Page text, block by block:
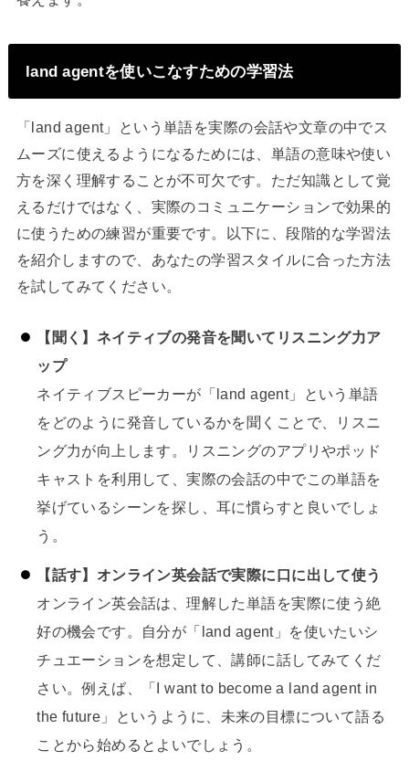
land agentを使いこなすための学習法
「land agent」という単語を実際の会話や文章の中でス
ムーズに使えるようになるためには、単語の意味や使い
方を深く理解することが不可欠です。ただ知識として覚
えるだけではなく、実際のコミュニケーションで効果的
に使うための練習が重要です。以下に、段階的な学習法
を紹介しますので、あなたの学習スタイルに合った方法
を試してみてください。
【聞く】ネイティブの発音を聞いてリスニング力ア
ップ
ネイティブスピーカーが「land agent」という単語
をどのように発音しているかを聞くことで、リスニ
ング力が向上します。リスニングのアプリやポッド
キャストを利用して、実際の会話の中でこの単語を
挙げているシーンを探し、耳に慣らすと良いでしょ
う。
【話す】オンライン英会話で実際に口に出して使う
オンライン英会話は、理解した単語を実際に使う絶
好の機会です。自分が「land agent」を使いたいシ
チュエーションを想定して、講師に話してみてくだ
さい。例えば、「I want to become a land agent in
the future」というように、未来の目標について語る
ことから始めるとよいでしょう。